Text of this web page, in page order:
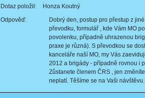
Dotaz položil:
Honza Koutný
Odpověď:
Dobrý den, postup pro přestup z
převodku, formulář , kde Vám MO
povolenku, případně uhrazenou
praxe je různá). S převodkou se
kanceláře naší MO, my Vás
2012 a brigády - případně rovnou i
Zůstanete členem ČRS , jen
neplatí. Těšíme se na Vaši návštěvu.